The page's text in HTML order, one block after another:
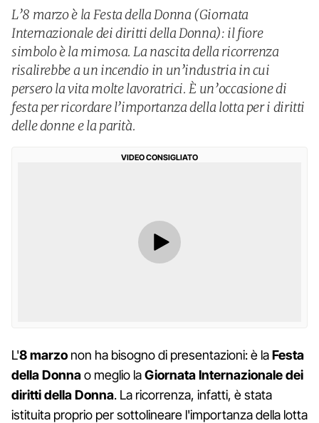
L’8 marzo è la Festa della Donna (Giornata
Internazionale dei diritti della Donna): il fiore
simbolo è la mimosa. La nascita della ricorrenza
risalirebbe a un incendio in un’industria in cui
persero la vita molte lavoratrici. È un’occasione di
festa per ricordare l’importanza della lotta per i diritti
delle donne e la parità.
VIDEO CONSIGLIATO
L'8 marzo non ha bisogno di presentazioni: è laFesta
della Donnao meglio laGiornata Internazionale dei
diritti della Donna. La ricorrenza, infatti, è stata
istituita proprio per sottolineare l'importanza della lotta